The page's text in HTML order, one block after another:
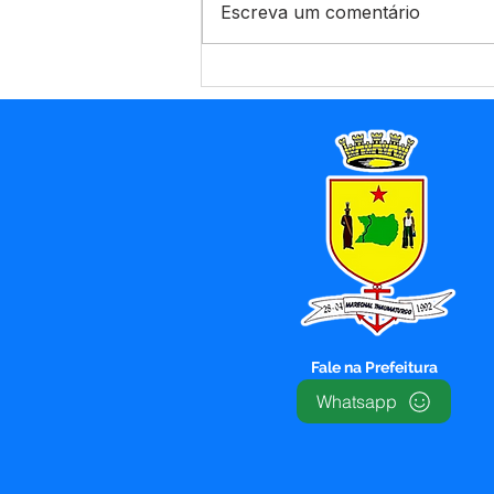
cidadania e cuidado à
comunidade Pau Brasil
Escreva um comentário
Fale na Prefeitura
Whatsapp